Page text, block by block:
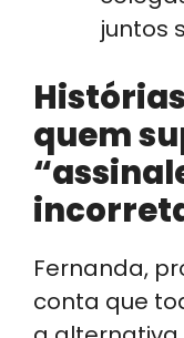
juntos
quem
Fernanda,
conta que